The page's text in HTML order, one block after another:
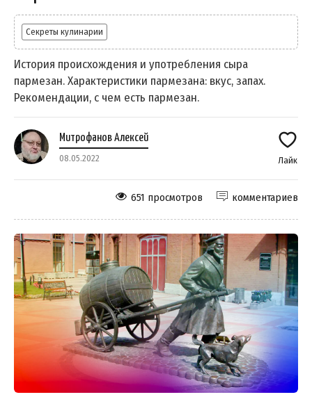
Секреты кулинарии
История происхождения и употребления сыра
пармезан. Характеристики пармезана: вкус, запах.
Рекомендации, с чем есть пармезан.
Митрофанов Алексей
08.05.2022 Лайк
комментариев
651 просмотров